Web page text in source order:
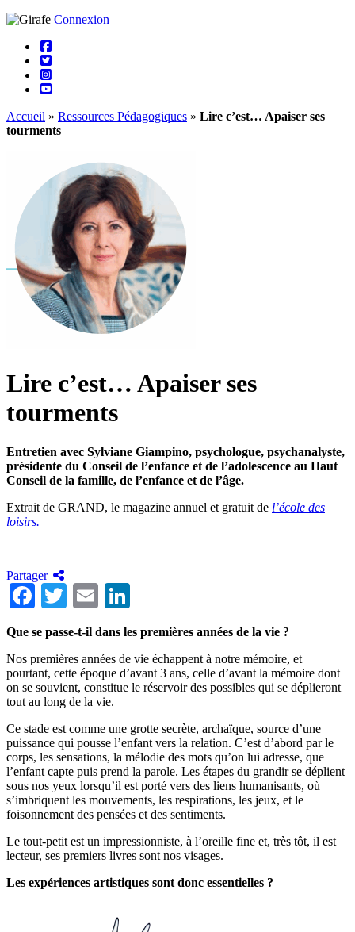
Connexion
Accueil » Ressources Pédagogiques » Lire c’est… Apaiser ses
tourments
Lire c’est… Apaiser ses
tourments
Entretien avec Sylviane Giampino, psychologue, psychanalyste,
présidente du Conseil de l’enfance et de l’adolescence au Haut
Conseil de la famille, de l’enfance et de l’âge.
Extrait de GRAND, le magazine annuel et gratuit de l’école des
loisirs.
Partager
Facebook
TwitterEmail
Que se passe-t-il dans les premières années de la vie ?
Nos premières années de vie échappent à notre mémoire, et
pourtant, cette époque d’avant 3 ans, celle d’avant la mémoire dont
on se souvient, constitue le réservoir des possibles qui se déplieront
tout au long de la vie.
Ce stade est comme une grotte secrète, archaïque, source d’une
puissance qui pousse l’enfant vers la relation. C’est d’abord par le
corps, les sensations, la mélodie des mots qu’on lui adresse, que
l’enfant capte puis prend la parole. Les étapes du grandir se déplient
sous nos yeux lorsqu’il est porté vers des liens humanisants, où
s’imbriquent les mouvements, les respirations, les jeux, et le
foisonnement des pensées et des sentiments.
Le tout-petit est un impressionniste, à l’oreille fine et, très tôt, il est
lecteur, ses premiers livres sont nos visages.
Les expériences artistiques sont donc essentielles ?